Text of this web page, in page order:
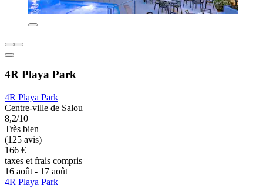
4R Playa Park
4R Playa Park
Centre-ville de Salou
8,2/10
Très bien
(125 avis)
166 €
taxes et frais compris
16 août - 17 août
4R Playa Park